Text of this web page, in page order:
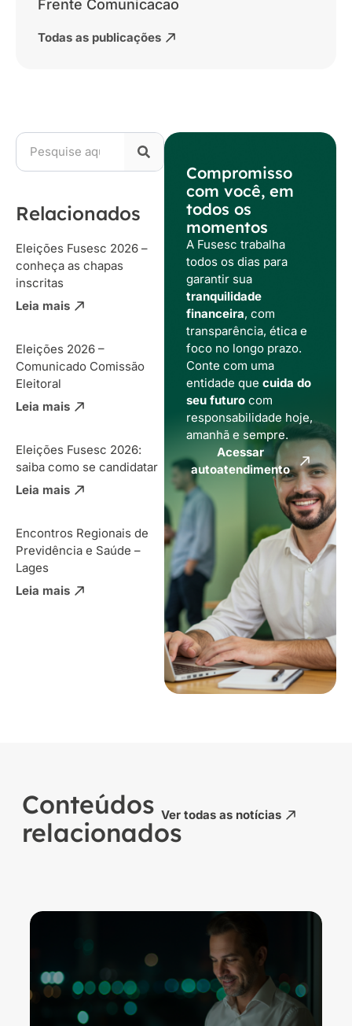
Frente Comunicacao
Todas as publicações
Relacionados
Eleições Fusesc 2026 –
conheça as chapas
inscritas
Leia mais
Eleições 2026 –
Comunicado Comissão
Eleitoral
Leia mais
Eleições Fusesc 2026:
saiba como se candidatar
Leia mais
Encontros Regionais de
Previdência e Saúde –
Lages
Leia mais
Compromisso
com você, em
todos os
momentos
A Fusesc trabalha
todos os dias para
garantir sua
tranquilidade
financeira, com
transparência, ética e
foco no longo prazo.
Conte com uma
entidade que cuida do
seu futurocom
responsabilidade hoje,
amanhã e sempre.
Acessar
autoatendimento
Conteúdos
relacionados
Ver todas as notícias